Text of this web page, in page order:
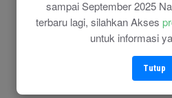
sampai September 2025
terbaru lagi, silahkan Akses
untuk informasi
Tutup